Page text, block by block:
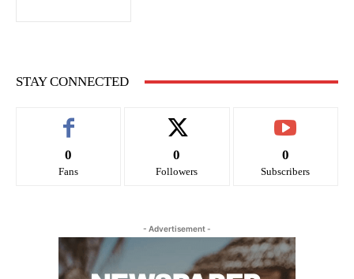
STAY CONNECTED
0
Fans
0
Followers
0
Subscribers
- Advertisement -